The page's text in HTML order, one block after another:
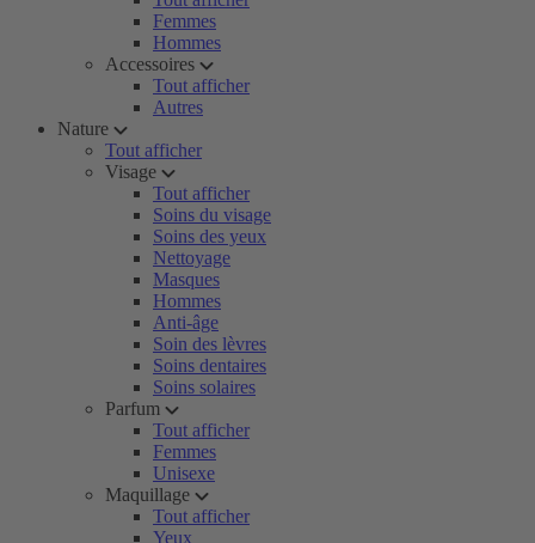
Femmes
Hommes
Accessoires
Tout afficher
Autres
Nature
Tout afficher
Visage
Tout afficher
Soins du visage
Soins des yeux
Nettoyage
Masques
Hommes
Anti-âge
Soin des lèvres
Soins dentaires
Soins solaires
Parfum
Tout afficher
Femmes
Unisexe
Maquillage
Tout afficher
Yeux